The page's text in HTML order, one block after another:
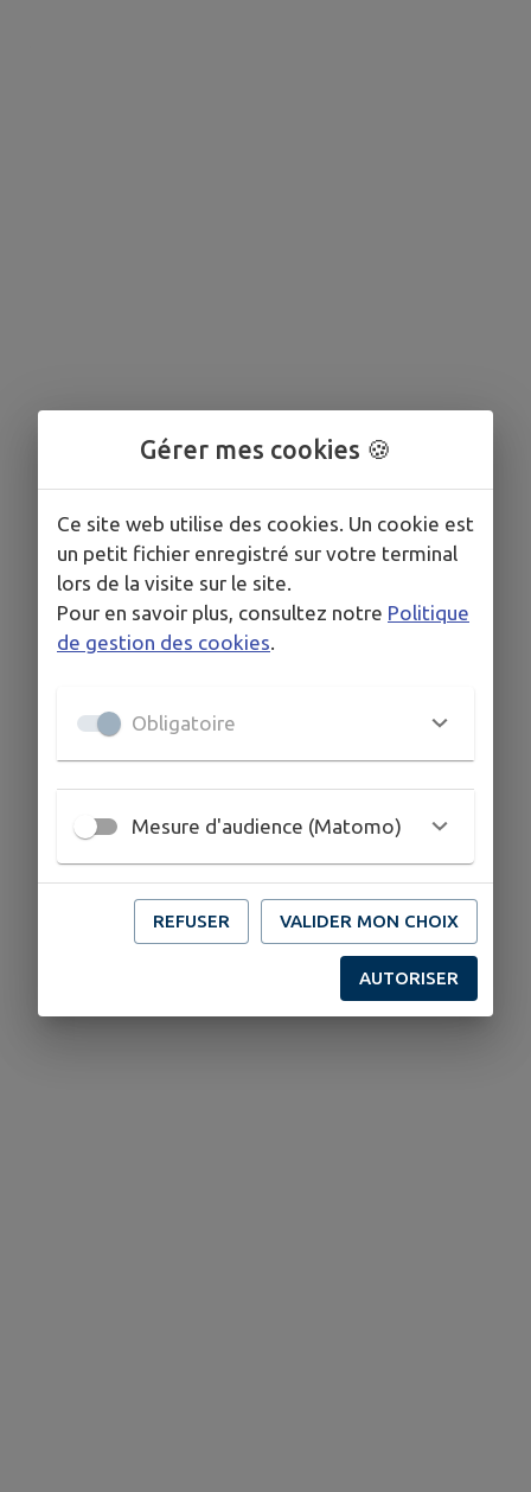
Gérer mes cookies 🍪
Ce site web utilise des cookies. Un cookie est
un petit fichier enregistré sur votre terminal
lors de la visite sur le site.
Pour en savoir plus, consultez notre Politique
de gestion des cookies
Obligatoire
Mesure d'audience (Matomo)
REFUSER VALIDER MON CHOIX
AUTORISER